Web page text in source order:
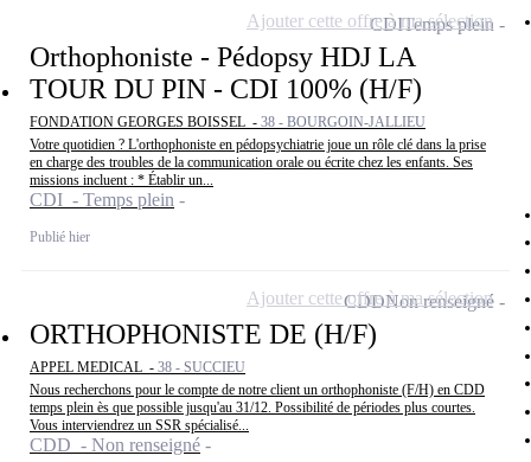
Orthophoniste - Pédopsy HDJ LA
TOUR DU PIN - CDI 100% (H/F)
FONDATION GEORGES BOISSEL - 38 - BOURGOIN-JALLIEU
Votre quotidien ? L'orthophoniste en pédopsychiatrie joue un rôle clé dans la prise
en charge des troubles de la communication orale ou écrite chez les enfants. Ses
missions incluent : * Établir un...
CDI - Temps plein
Publié hier
CDITemps plein
Ajouter cette offre à ma sélection
ORTHOPHONISTE DE (H/F)
APPEL MEDICAL - 38 - SUCCIEU
Nous recherchons pour le compte de notre client un orthophoniste (F/H) en CDD
temps plein ès que possible jusqu'au 31/12. Possibilité de périodes plus courtes.
Vous interviendrez un SSR spécialisé...
CDD - Non renseigné
CDDNon renseigné
Ajouter cette offre à ma sélection